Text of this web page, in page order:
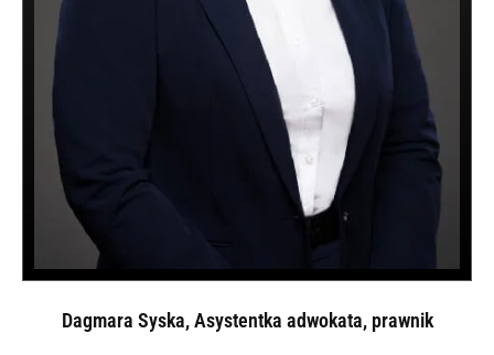
Dagmara Syska, Asystentka adwokata, prawnik